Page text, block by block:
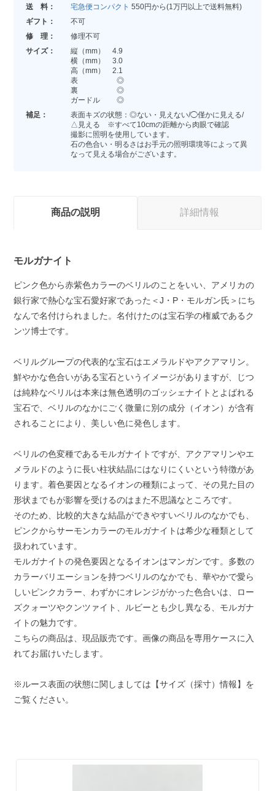
送 料：
宅急便コンパクト 550円から(1万円以上で送料無料)
ギフト：
不可
修 理：
修理不可
サイズ：
縦（mm） 4.9
横（mm） 3.0
高（mm） 2.1
表 ◎
裏 ◎
ガードル ◎
補足：
表面キズの状態：◎ない・見えない/◯僅かに見える/
△見える ※すべて10cmの距離から肉眼で確認
撮影に照明を使用しています。
石の色合い・明るさはお手元の照明環境等によって異
なって見える場合がございます。
商品の説明 詳細情報
モルガナイト
ピンク色から赤紫色カラーのベリルのことをいい、アメリカの
銀行家で熱心な宝石愛好家であった＜J・P・モルガン氏＞にち
なんで名付けられました。名付けたのは宝石学の権威であるク
ンツ博士です。
ベリルグループの代表的な宝石はエメラルドやアクアマリン。
鮮やかな色合いがある宝石というイメージがありますが、じつ
は純粋なベリルは本来は無色透明のゴッシェナイトとよばれる
宝石で、ベリルのなかにごく微量に別の成分（イオン）が含有
されることにより、美しい色に発色します。
ベリルの色変種であるモルガナイトですが、アクアマリンやエ
メラルドのように長い柱状結晶にはなりにくいという特徴があ
ります。着色要因となるイオンの種類によって、その見た目の
形状までもが影響を受けるのはまた不思議なところです。
そのため、比較的大きな結晶ができやすいベリルのなかでも、
ピンクからサーモンカラーのモルガナイトは希少な種類として
扱われています。
モルガナイトの発色要因となるイオンはマンガンです。多数の
カラーバリエーションを持つベリルのなかでも、華やかで愛ら
しいピンクカラー、わずかにオレンジがかった色合いは、ロー
ズクォーツやクンツァイト、ルビーとも少し異なる、モルガナ
イトの魅力です。
こちらの商品は、現品販売です。画像の商品を専用ケースに入
れてお届けいたします。
※ルース表面の状態に関しましては【サイズ（採寸）情報】を
ご覧ください。